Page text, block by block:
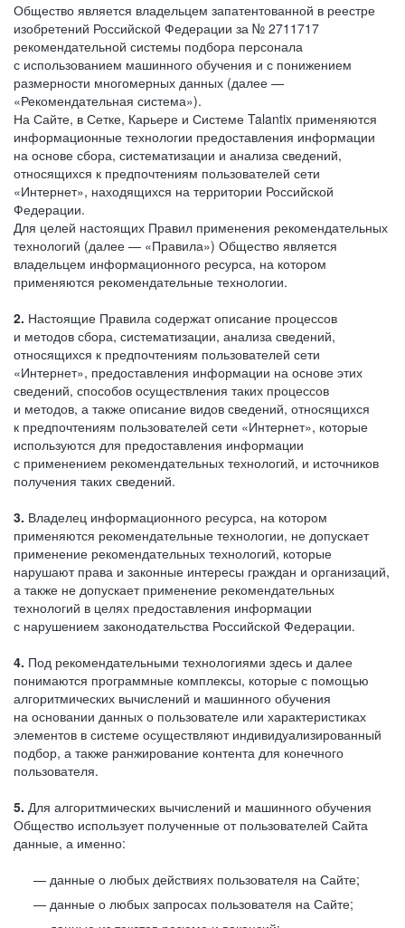
Общество является владельцем запатентованной в реестре
изобретений Российской Федерации за № 2711717
рекомендательной системы подбора персонала
с использованием машинного обучения и с понижением
размерности многомерных данных (далее —
«Рекомендательная система»).
На Сайте, в Сетке, Карьере и Системе Talantix применяются
информационные технологии предоставления информации
на основе сбора, систематизации и анализа сведений,
относящихся к предпочтениям пользователей сети
«Интернет», находящихся на территории Российской
Федерации.
Для целей настоящих Правил применения рекомендательных
технологий (далее — «Правила») Общество является
владельцем информационного ресурса, на котором
применяются рекомендательные технологии.
2. Настоящие Правила содержат описание процессов
и методов сбора, систематизации, анализа сведений,
относящихся к предпочтениям пользователей сети
«Интернет», предоставления информации на основе этих
сведений, способов осуществления таких процессов
и методов, а также описание видов сведений, относящихся
к предпочтениям пользователей сети «Интернет», которые
используются для предоставления информации
с применением рекомендательных технологий, и источников
получения таких сведений.
3. Владелец информационного ресурса, на котором
применяются рекомендательные технологии, не допускает
применение рекомендательных технологий, которые
нарушают права и законные интересы граждан и организаций,
а также не допускает применение рекомендательных
технологий в целях предоставления информации
с нарушением законодательства Российской Федерации.
4. Под рекомендательными технологиями здесь и далее
понимаются программные комплексы, которые с помощью
алгоритмических вычислений и машинного обучения
на основании данных о пользователе или характеристиках
элементов в системе осуществляют индивидуализированный
подбор, а также ранжирование контента для конечного
пользователя.
5. Для алгоритмических вычислений и машинного обучения
Общество использует полученные от пользователей Сайта
данные, а именно:
данные о любых действиях пользователя на Сайте;
данные о любых запросах пользователя на Сайте;